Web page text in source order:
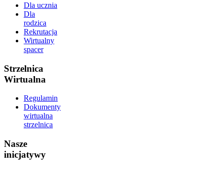
Dla ucznia
Dla
rodzica
Rekrutacja
Wirtualny
spacer
Strzelnica
Wirtualna
Regulamin
Dokumenty
wirtualna
strzelnica
Nasze
inicjatywy